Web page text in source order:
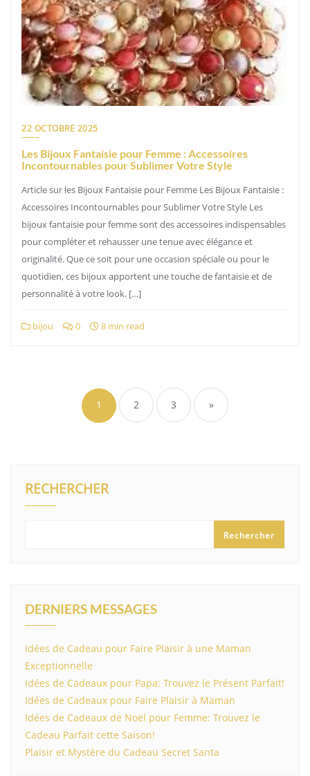
22 OCTOBRE 2025
Les Bijoux Fantaisie pour Femme : Accessoires
Incontournables pour Sublimer Votre Style
Article sur les Bijoux Fantaisie pour Femme Les Bijoux Fantaisie :
Accessoires Incontournables pour Sublimer Votre Style Les
bijoux fantaisie pour femme sont des accessoires indispensables
pour compléter et rehausser une tenue avec élégance et
originalité. Que ce soit pour une occasion spéciale ou pour le
quotidien, ces bijoux apportent une touche de fantaisie et de
personnalité à votre look. […]
bijou 0 8 min read
des
publications
1 2 3 »
RECHERCHER
Rechercher
DERNIERS MESSAGES
Idées de Cadeau pour Faire Plaisir à une Maman
Exceptionnelle
Idées de Cadeaux pour Papa: Trouvez le Présent Parfait!
Idées de Cadeaux pour Faire Plaisir à Maman
Idées de Cadeaux de Noël pour Femme: Trouvez le
Cadeau Parfait cette Saison!
Plaisir et Mystère du Cadeau Secret Santa